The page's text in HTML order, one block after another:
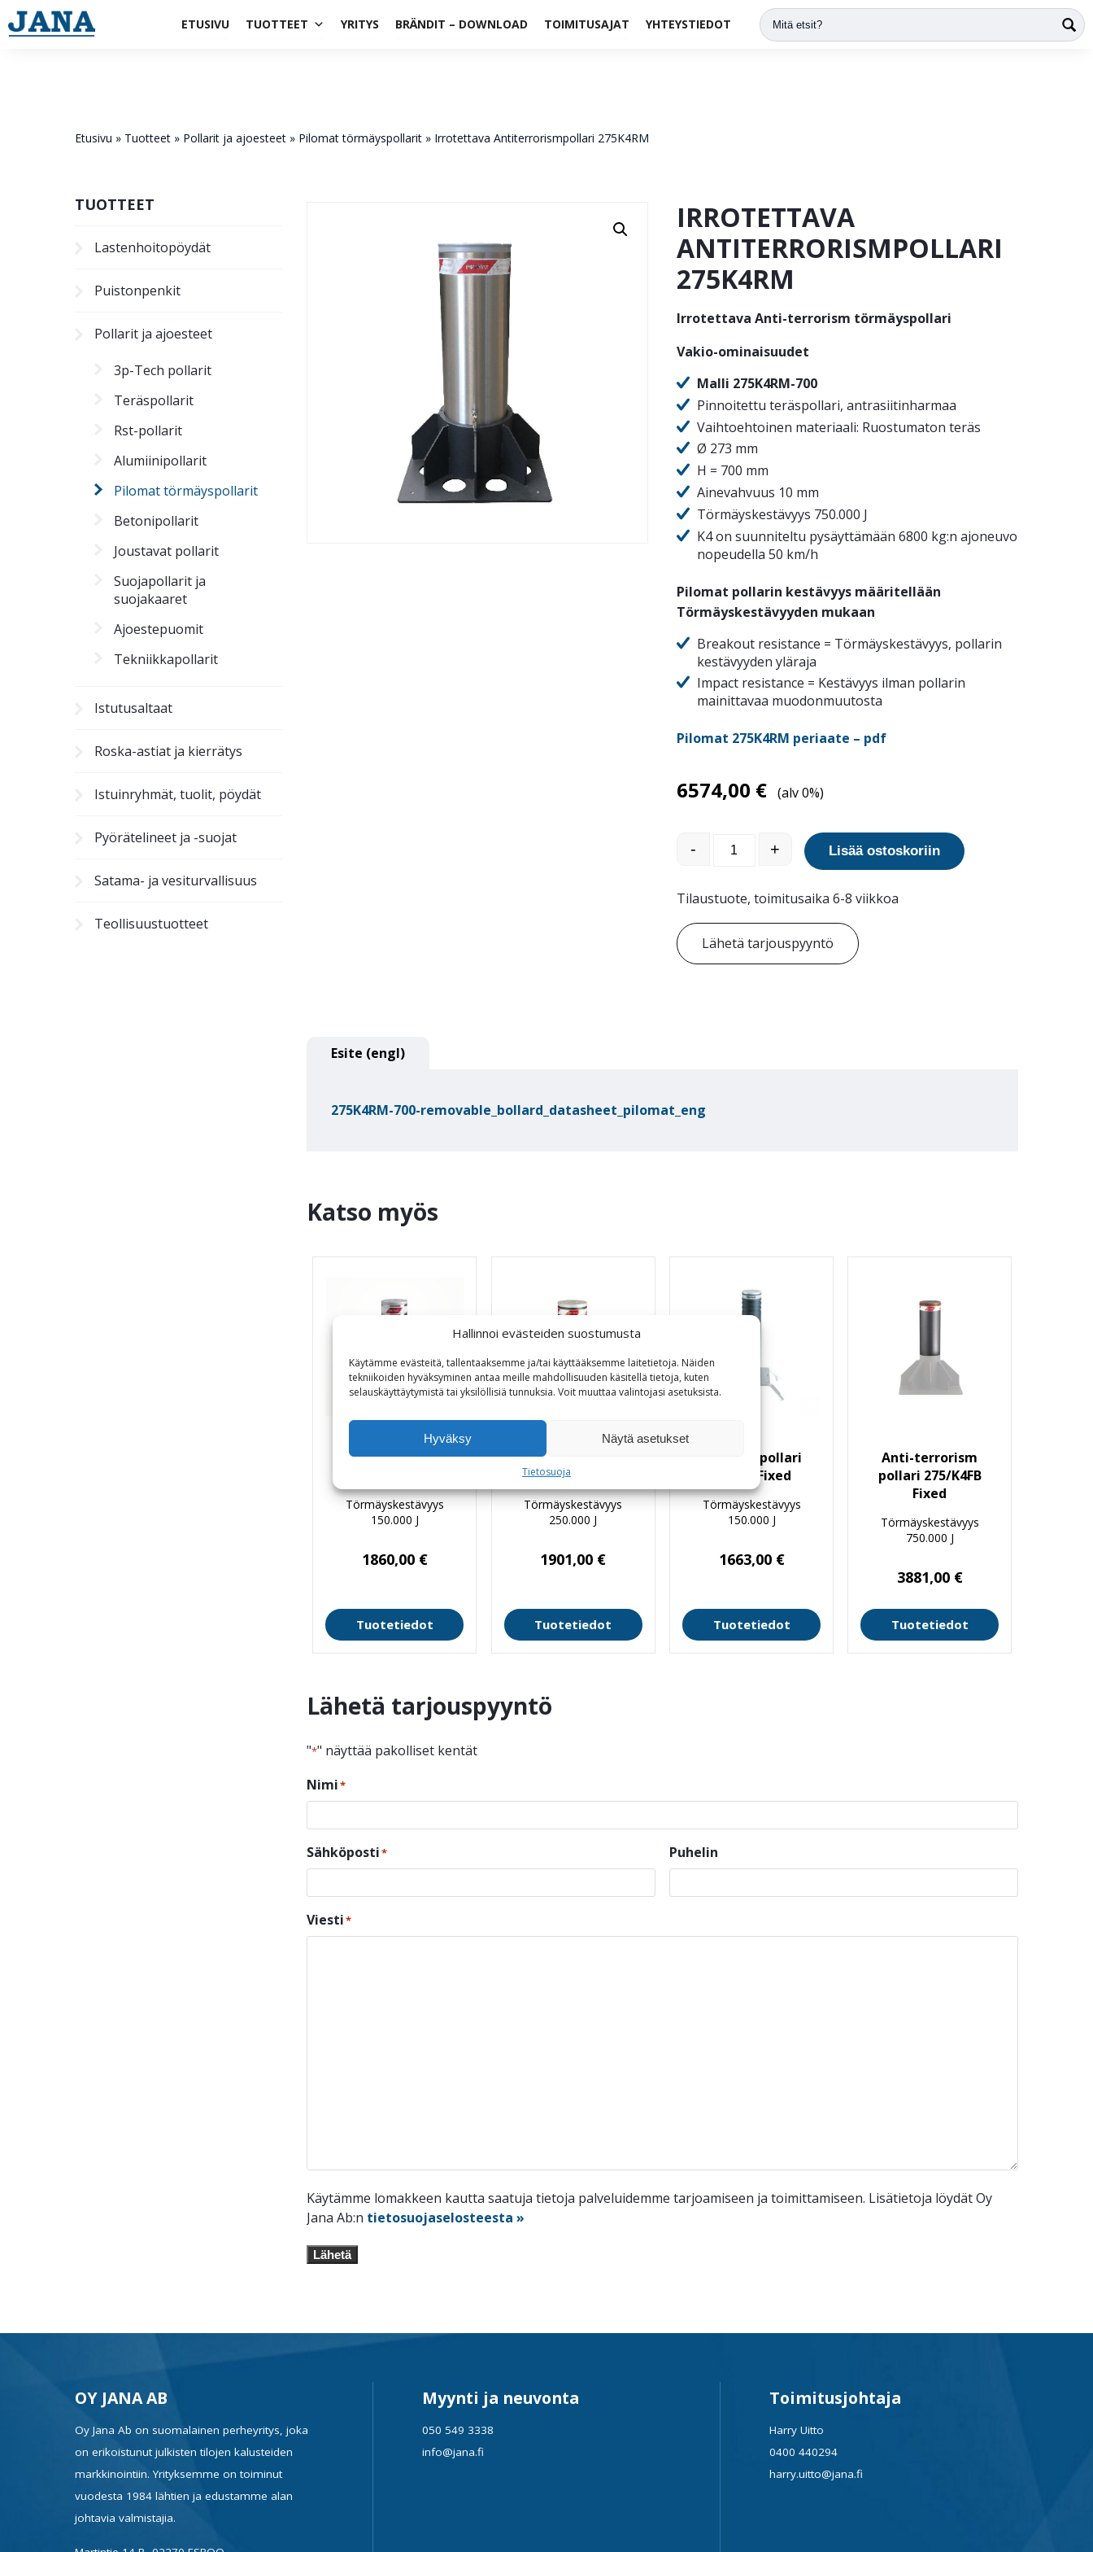
Hallinnoi evästeiden suostumusta
Käytämme evästeitä, tallentaaksemme ja/tai käyttääksemme laitetietoja. Näiden
tekniikoiden hyväksyminen antaa meille mahdollisuuden käsitellä tietoja, kuten
selauskäyttäytymistä tai yksilöllisiä tunnuksia. Voit muuttaa valintojasi asetuksista.
Hyväksy Näytä asetukset
Tietosuoja
1984
ETUSIVU
TUOTTEET YRITYS BRÄNDIT – DOWNLOAD TOIMITUSAJAT YHTEYSTIEDOT
Etusivu » Tuotteet » Pollarit ja ajoesteet » Pilomat törmäyspollarit » Irrotettava Antiterrorismpollari 275K4RM
TUOTTEET
Lastenhoito­pöydät
Puistonpenkit
Pollarit ja ajoesteet
3p-Tech pollarit
Teräspollarit
Rst-pollarit
Alumiinipollarit
Pilomat törmäyspollarit
Betonipollarit
Joustavat pollarit
Suojapollarit ja
suojakaaret
Ajoestepuomit
Tekniikkapollarit
Istutusaltaat
Roska-astiat ja kierrätys
Istuinryhmät, tuolit, pöydät
Pyörätelineet ja -suojat
Satama- ja vesiturvallisuus
Teollisuustuotteet
IRROTETTAVA
ANTITERRORISMPOLLARI
275K4RM
Irrotettava Anti-terrorism törmäyspollari
Vakio-ominaisuudet
Malli 275K4RM-700
Pinnoitettu teräspollari, antrasiitinharmaa
Vaihtoehtoinen materiaali: Ruostumaton teräs
Ø 273 mm
H = 700 mm
Ainevahvuus 10 mm
Törmäyskestävyys 750.000 J
K4 on suunniteltu pysäyttämään 6800 kg:n ajoneuvo
nopeudella 50 km/h
Pilomat pollarin kestävyys määritellään
Törmäyskestävyyden mukaan
Breakout resistance = Törmäyskestävyys, pollarin
kestävyyden yläraja
Impact resistance = Kestävyys ilman pollarin
mainittavaa muodonmuutosta
Pilomat 275K4RM periaate – pdf
6574,00 € (alv 0%)
Irrotettava Antiterrorismpollari 275K4RM määrä
- + Lisää ostoskoriin
Tilaustuote, toimitusaika 6-8 viikkoa
Lähetä tarjouspyyntö
Esite (engl)
275K4RM-700-removable_bollard_datasheet_pilomat_eng
Katso myös
Törmäyspollari
Törmäyskestävyys
150.000 J
1860,00 €
Tuotetiedot
Törmäyspollari
275/PF Fixed
Törmäyskestävyys
250.000 J
1901,00 €
Tuotetiedot
Törmäyspollari
127/PF Fixed
Törmäyskestävyys
150.000 J
1663,00 €
Tuotetiedot
Anti-terrorism
pollari 275/K4FB
Fixed
Törmäyskestävyys
750.000 J
3881,00 €
Tuotetiedot
Lähetä tarjouspyyntö
"*" näyttää pakolliset kentät
Nimi*
Sähköposti* Puhelin
Viesti*
Käytämme lomakkeen kautta saatuja tietoja palveluidemme tarjoamiseen ja toimittamiseen. Lisätietoja löydät Oy
Jana Ab:n tietosuojaselosteesta »
Lähetä
OY JANA AB
Oy Jana Ab on suomalainen perheyritys, joka
on erikoistunut julkisten tilojen kalusteiden
markkinointiin. Yrityksemme on toiminut
vuodesta 1984 lähtien ja edustamme alan
johtavia valmistajia.
Myynti ja neuvonta
050 549 3338
info@jana.fi
Toimitusjohtaja
Harry Uitto
0400 440294
harry.uitto@jana.fi